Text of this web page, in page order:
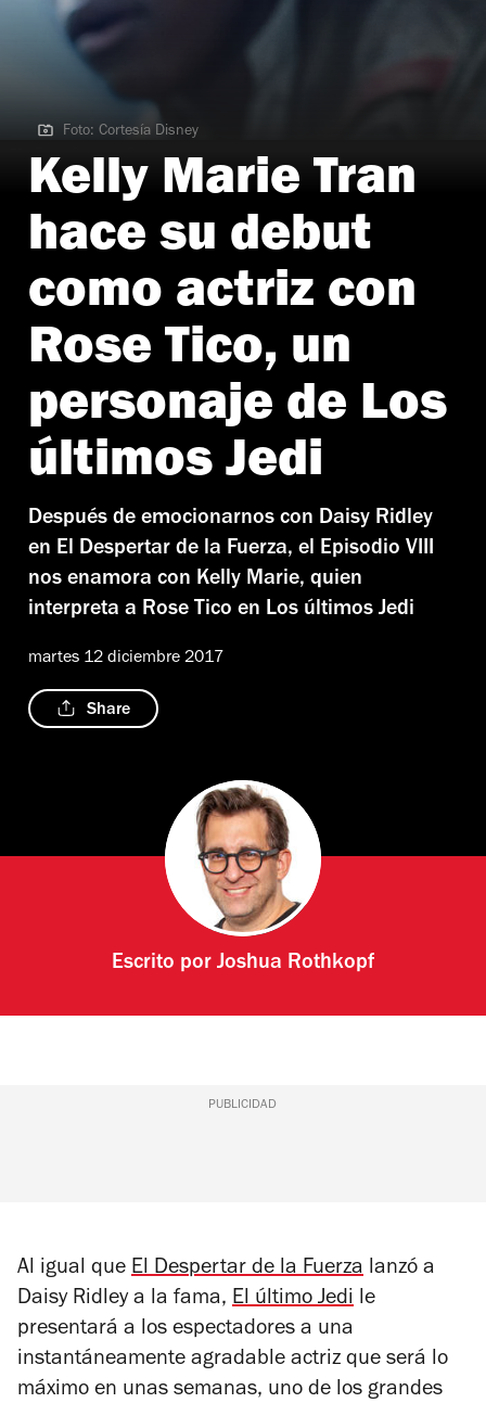
Foto: Cortesía Disney
Foto: Cortesía Disney
Kelly Marie Tran
hace su debut
como actriz con
Rose Tico, un
personaje de Los
últimos Jedi
Después de emocionarnos con Daisy Ridley
en El Despertar de la Fuerza, el Episodio VIII
nos enamora con Kelly Marie, quien
interpreta a Rose Tico en Los últimos Jedi
martes 12 diciembre 2017
Share
Escrito por Joshua Rothkopf
PUBLICIDAD
Al igual que El Despertar de la Fuerza lanzó a
Daisy Ridley a la fama, El último Jedi le
presentará a los espectadores a una
instantáneamente agradable actriz que será lo
máximo en unas semanas, uno de los grandes